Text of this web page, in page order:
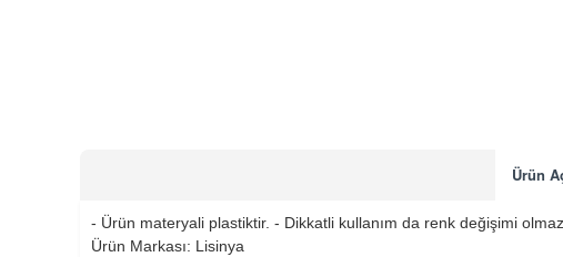
Ürün
- Ürün materyali plastiktir. - Dikkatli kullanım da renk değişimi
Ürün Markası: Lisinya